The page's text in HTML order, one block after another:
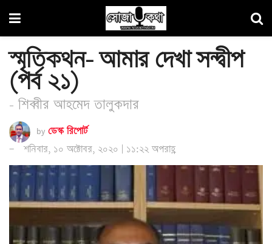
স্মৃতিকথন- আমার দেখা সন্দ্বীপ
(পর্ব ২১)
- শিব্বীর আহমেদ তালুকদার
by ডেস্ক রিপোর্ট
শনিবার, ১০ অক্টোবর, ২০২০ | ১১:২২ অপরাহ্ণ